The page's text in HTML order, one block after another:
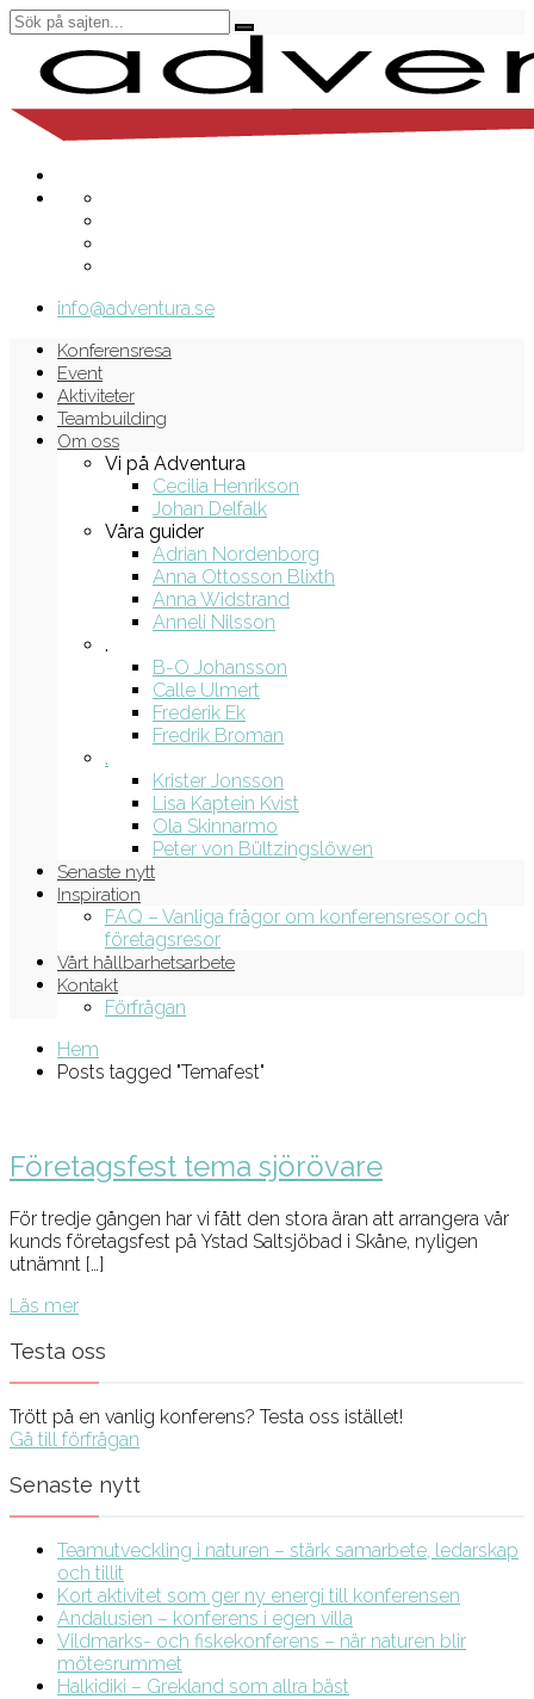
info@adventura.se
Konferensresa
Event
Aktiviteter
Teambuilding
Om oss
Vi på Adventura
Cecilia Henrikson
Johan Delfalk
Våra guider
Adrian Nordenborg
Anna Ottosson Blixth
Anna Widstrand
Anneli Nilsson
.
B-O Johansson
Calle Ulmert
Frederik Ek
Fredrik Broman
.
Krister Jonsson
Lisa Kaptein Kvist
Ola Skinnarmo
Peter von Bültzingslöwen
Senaste nytt
Inspiration
FAQ – Vanliga frågor om konferensresor och
företagsresor
Vårt hållbarhetsarbete
Kontakt
Förfrågan
Hem
Posts tagged "Temafest"
Företagsfest tema sjörövare
För tredje gången har vi fått den stora äran att arrangera vår
kunds företagsfest på Ystad Saltsjöbad i Skåne, nyligen
utnämnt […]
Läs mer
Testa oss
Trött på en vanlig konferens? Testa oss istället!
Gå till förfrågan
Senaste nytt
Teamutveckling i naturen – stärk samarbete, ledarskap
och tillit
Kort aktivitet som ger ny energi till konferensen
Andalusien – konferens i egen villa
Vildmarks- och fiskekonferens – när naturen blir
mötesrummet
Halkidiki – Grekland som allra bäst